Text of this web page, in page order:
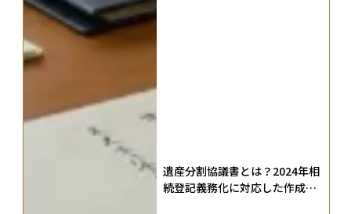
遺産分割協議書とは？2024年相
続登記義務化に対応した作成方